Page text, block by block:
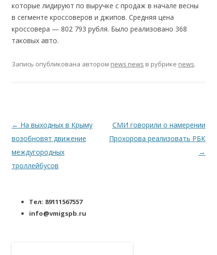
которые лидируют по выручке с продаж в начале весны
в сегменте кроссоверов и джипов. Средняя цена
кроссовера — 802 793 рубля. Было реализовано 368
таковых авто.
Запись опубликована автором news news в рубрике news.
Навигация по записям
← На выходных в Крыму
возобновят движение
междугородных
троллейбусов
СМИ говорили о намерении
Прохорова реализовать РБК
→
Тел: 89111567557
info@vmigspb.ru